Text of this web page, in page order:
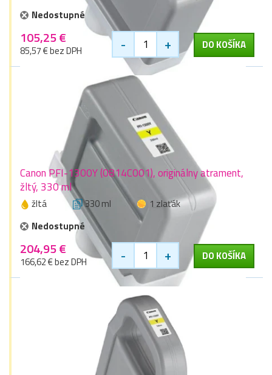
Nedostupné
105,25 €
85,57 € bez DPH - + DO KOŠÍKA
Canon PFI-1300Y (0814C001), originálny atrament,
žltý, 330 ml
žltá 330 ml
1 zlaťák
Nedostupné
204,95 €
166,62 € bez DPH - + DO KOŠÍKA